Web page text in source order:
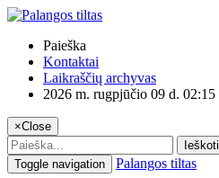
Paieška
Kontaktai
Laikraščių archyvas
2026 m. rugpjūčio 09 d. 02:15
×Close
Ieškoti
Toggle navigation
Palangos tiltas